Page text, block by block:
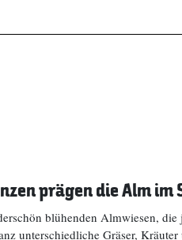
prägen die Alm im
blühenden Almwiesen,
unterschiedliche Gräser, Kräuter